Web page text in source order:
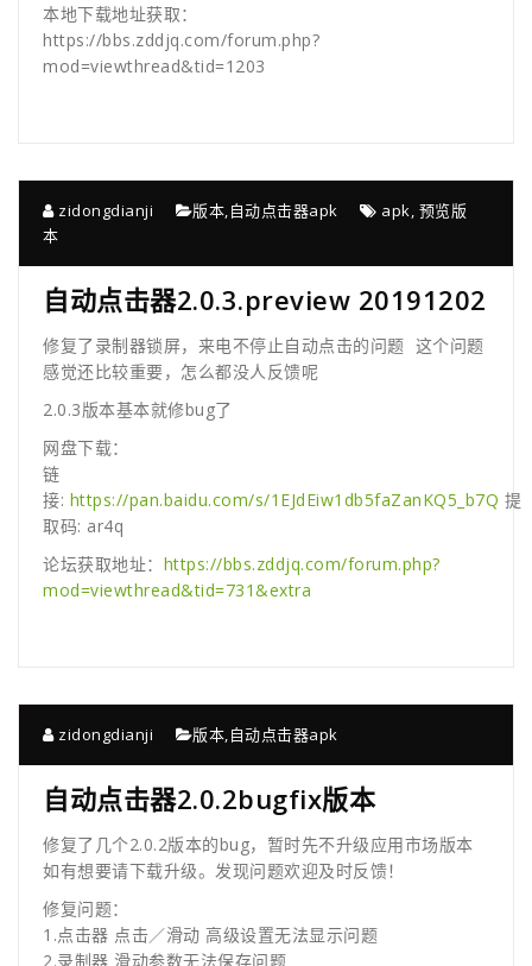
本地下载地址获取：
https://bbs.zddjq.com/forum.php?
mod=viewthread&tid=1203
zidongdianji 版本,自动点击器apk apk, 预览版
本
自动点击器2.0.3.preview 20191202
修复了录制器锁屏，来电不停止自动点击的问题 这个问题
感觉还比较重要，怎么都没人反馈呢
2.0.3版本基本就修bug了
网盘下载：
链
接: https://pan.baidu.com/s/1EJdEiw1db5faZanKQ5_b7Q 提
取码: ar4q
论坛获取地址： https://bbs.zddjq.com/forum.php?
mod=viewthread&tid=731&extra
zidongdianji 版本,自动点击器apk
自动点击器2.0.2bugfix版本
修复了几个2.0.2版本的bug，暂时先不升级应用市场版本
如有想要请下载升级。发现问题欢迎及时反馈！
修复问题：
1.点击器 点击／滑动 高级设置无法显示问题
2.录制器 滑动参数无法保存问题